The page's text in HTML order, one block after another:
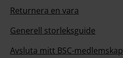
Returnera en vara
Generell storleksguide
Avsluta mitt BSC-medlemskap